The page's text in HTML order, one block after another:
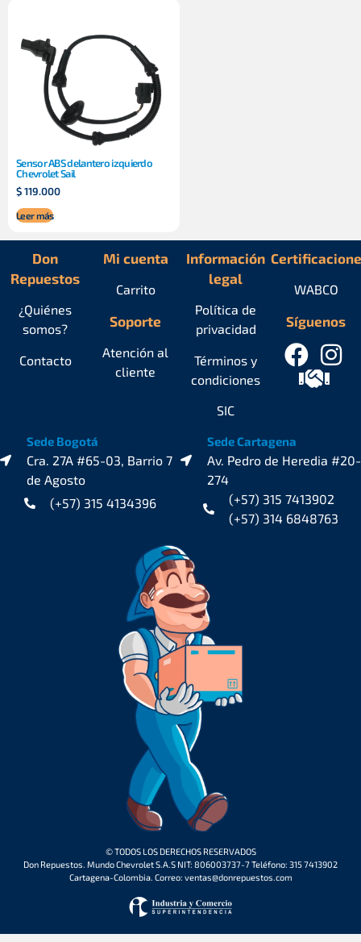
Sensor ABS delantero izquierdo
Chevrolet Sail
$119.000
Leer más
Don
Repuestos
¿Quiénes
somos?
Contacto
Mi cuenta
Carrito
Soporte
Atención al
cliente
Información
legal
Política de
privacidad
Términos y
condiciones
SIC
Síguenos
WABCO
Sede Bogotá
Cra. 27A #65-03, Barrio 7
de Agosto
(+57) 315 4134396
Sede Cartagena
Av. Pedro de Heredia #20-
274
(+57) 315 7413902
(+57) 314 6848763
© TODOS LOS DERECHOS RESERVADOS
Don Repuestos. Mundo Chevrolet S.A.S NIT: 806003737-7 Teléfono: 315 7413902
Cartagena-Colombia. Correo: ventas@donrepuestos.com